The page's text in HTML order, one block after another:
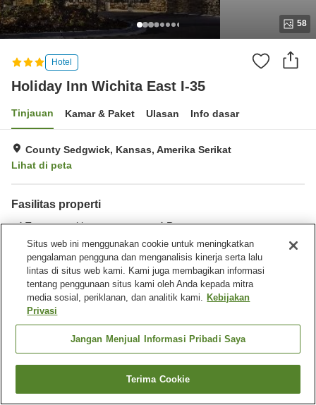
58
Hotel
Holiday Inn Wichita East I-35
Tinjauan Kamar & Paket Ulasan Info dasar
County Sedgwick, Kansas, Amerika Serikat
Lihat di peta
Fasilitas properti
Tempat parkir
Restoran
Benar-benar bebas rokok
Laundry
Beranda Amerika Serikat Kansas
County Sedgwick
Holiday Inn Wichita East I-35
Cari kamar
Situs web ini menggunakan cookie untuk meningkatkan
pengalaman pengguna dan menganalisis kinerja serta lalu
lintas di situs web kami. Kami juga membagikan informasi
tentang penggunaan situs kami oleh Anda kepada mitra
media sosial, periklanan, dan analitik kami. Kebijakan
Privasi
Jangan Menjual Informasi Pribadi Saya
Terima Cookie